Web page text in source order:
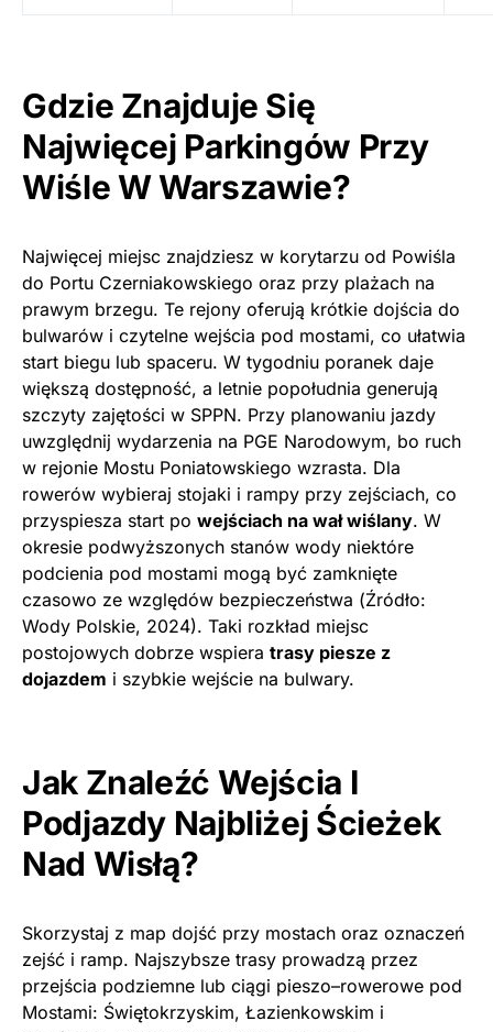
Gdzie Znajduje Się
Najwięcej Parkingów Przy
Wiśle W Warszawie?
Najwięcej miejsc znajdziesz w korytarzu od Powiśla
do Portu Czerniakowskiego oraz przy plażach na
prawym brzegu. Te rejony oferują krótkie dojścia do
bulwarów i czytelne wejścia pod mostami, co ułatwia
start biegu lub spaceru. W tygodniu poranek daje
większą dostępność, a letnie popołudnia generują
szczyty zajętości w SPPN. Przy planowaniu jazdy
uwzględnij wydarzenia na PGE Narodowym, bo ruch
w rejonie Mostu Poniatowskiego wzrasta. Dla
rowerów wybieraj stojaki i rampy przy zejściach, co
przyspiesza start po wejściach na wał wiślany. W
okresie podwyższonych stanów wody niektóre
podcienia pod mostami mogą być zamknięte
czasowo ze względów bezpieczeństwa (Źródło:
Wody Polskie, 2024). Taki rozkład miejsc
postojowych dobrze wspiera trasy piesze z
dojazdem i szybkie wejście na bulwary.
Jak Znaleźć Wejścia I
Podjazdy Najbliżej Ścieżek
Nad Wisłą?
Skorzystaj z map dojść przy mostach oraz oznaczeń
zejść i ramp. Najszybsze trasy prowadzą przez
przejścia podziemne lub ciągi pieszo–rowerowe pod
Mostami: Świętokrzyskim, Łazienkowskim i